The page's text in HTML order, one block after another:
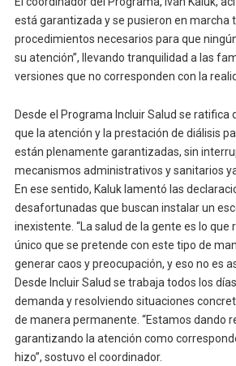
está garantizada y se pusieron en marcha
procedimientos necesarios para que
su atención”, llevando tranquilidad a las
versiones que no corresponden con la
Desde el Programa Incluir Salud se ratifica
que la atención y la prestación de diálisis
están plenamente garantizadas, sin
mecanismos administrativos y sanitarios
En ese sentido, Kaluk lamentó las
desafortunadas que buscan instalar un
inexistente. “La salud de la gente es lo
único que se pretende con este tipo de
generar caos y preocupación, y eso no es
Desde Incluir Salud se trabaja todos los
demanda y resolviendo situaciones
de manera permanente. “Estamos dando
garantizando la atención como
hizo”, sostuvo el coordinador.